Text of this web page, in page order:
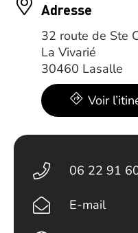
Adresse
32 route de Ste
La Vivarié
30460 Lasalle
Voir
06 22 91
E-mail